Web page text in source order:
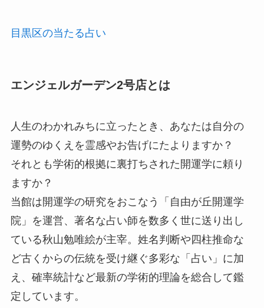
目黒区の当たる占い
エンジェルガーデン2号店とは
人生のわかれみちに立ったとき、あなたは自分の
運勢のゆくえを霊感やお告げにたよりますか？
それとも学術的根拠に裏打ちされた開運学に頼り
ますか？
当館は開運学の研究をおこなう「自由が丘開運学
院」を運営、著名な占い師を数多く世に送り出し
ている秋山勉唯絵が主宰。姓名判断や四柱推命な
ど古くからの伝統を受け継ぐ多彩な「占い」に加
え、確率統計など最新の学術的理論を総合して鑑
定しています。